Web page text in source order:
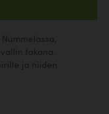
takana.
ja niiden